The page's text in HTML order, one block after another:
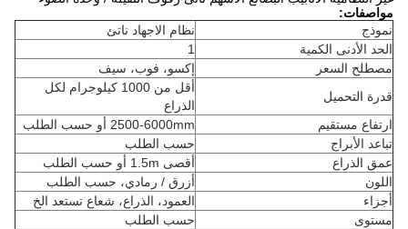
مواصفات:
نموذج
نظام الاجهاد ناتئ
الحد الأدنى الكمية
مصطلح السعر
إكسو، فوب، سيف
قدرة التحميل
أقل من 1000 كيلوجرام لكل
الذراع
ارتفاع مستقيم
2500-6000mm أو حسب الطلب
تباعد الأبراج
حسب الطلب
عمق الذراع
أقصى 1.5m أو حسب الطلب
اللون
أزرق / رمادي، حسب الطلب
أجزاء
العمود، الذراع، شعاع تستعد الخ
مستوى
حسب الطلب